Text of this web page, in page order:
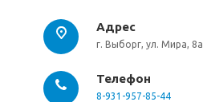
Адрес
г. Выборг, ул. Мира, 8а
Телефон
8-931-957-85-44